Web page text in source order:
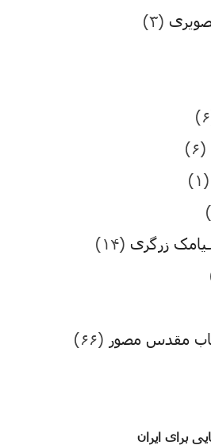
(۳)
(۶)
(۱)
زرگری (۱۴)
مقدس مصور (۶۶)
برای ایران